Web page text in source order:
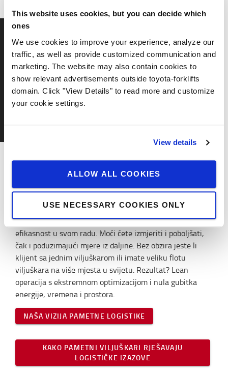
This website uses cookies, but you can decide which
ones
We use cookies to improve your experience, analyze our
traffic, as well as provide customized communication and
marketing. The website may also contain cookies to
show relevant advertisements outside toyota-forklifts
domain. Click "View Details" to read more and customize
your cookie settings.
View details
ALLOW ALL COOKIES
USE NECESSARY COOKIES ONLY
Pleaseaccept marketing-cookiesto watch this video.
Kako pametni viljuškari doprinose lean
operacijama?
U svijetu u kojem je sve povezano, pametni viljuškari
pružaju vam prave informacije kako biste bili sigurni da
ste pod potpunom kontrolom i možete poboljšati
efikasnost u svom radu. Moći ćete izmjeriti i poboljšati,
čak i poduzimajući mjere iz daljine. Bez obzira jeste li
klijent sa jednim viljuškarom ili imate veliku flotu
viljuškara na više mjesta u svijetu. Rezultat? Lean
operacija s ekstremnom optimizacijom i nula gubitka
energije, vremena i prostora.
NAŠA VIZIJA PAMETNE LOGISTIKE
KAKO PAMETNI VILJUŠKARI RJEŠAVAJU
LOGISTIČKE IZAZOVE